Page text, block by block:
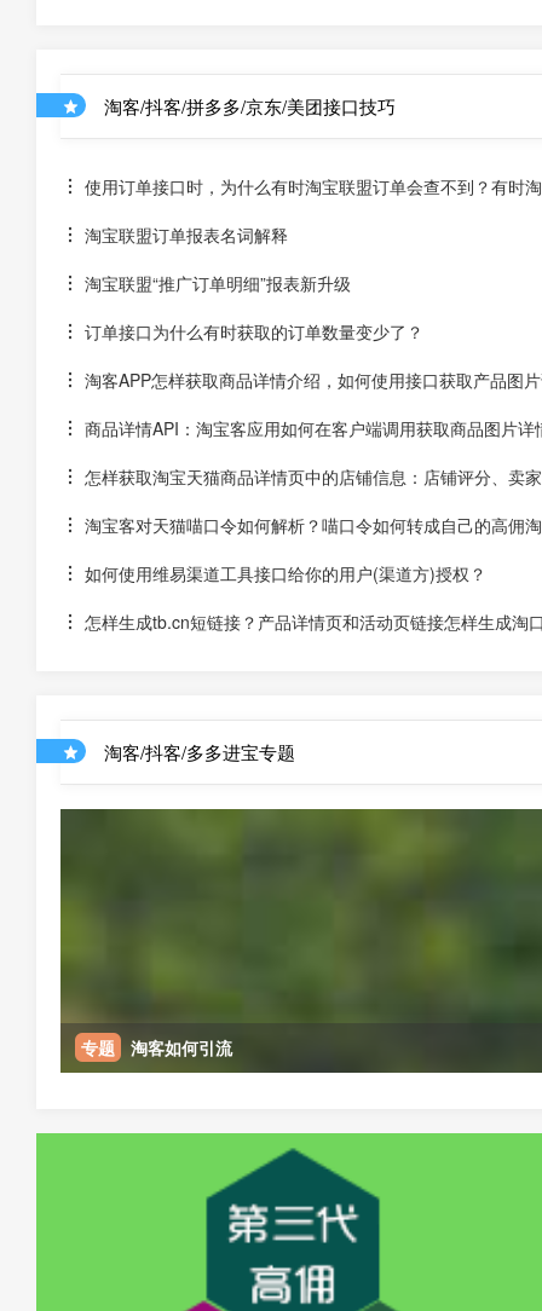
淘客/抖客/拼多多/京东/美团接口技巧
使用订单接口时，为什么有时淘宝联盟订单会查不到？有时
淘宝联盟订单报表名词解释
淘宝联盟“推广订单明细”报表新升级
订单接口为什么有时获取的订单数量变少了？
淘客APP怎样获取商品详情介绍，如何使用接口获取产品图
商品详情API：淘宝客应用如何在客户端调用获取商品图片详
怎样获取淘宝天猫商品详情页中的店铺信息：店铺评分、卖
淘宝客对天猫喵口令如何解析？喵口令如何转成自己的高佣
如何使用维易渠道工具接口给你的用户(渠道方)授权？
怎样生成tb.cn短链接？产品详情页和活动页链接怎样生成淘
淘客/抖客/多多进宝专题
专题 淘客如何引流